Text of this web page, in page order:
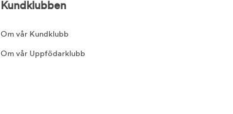
Kundklubben
Om vår Kundklubb
Om vår Uppfödarklubb